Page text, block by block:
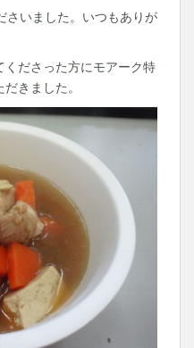
さいました。いつもありが
くださった方にモアーク特
きました。